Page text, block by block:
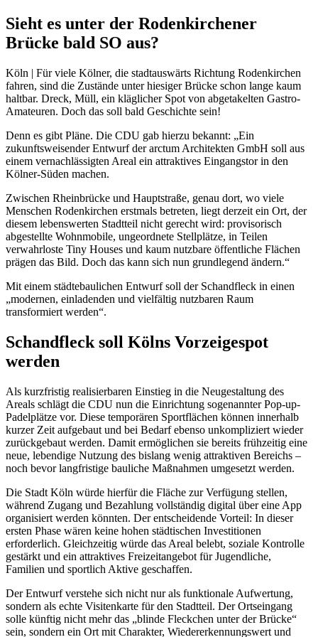
Sieht es unter der Rodenkirchener
Brücke bald SO aus?
Köln | Für viele Kölner, die stadtauswärts Richtung Rodenkirchen
fahren, sind die Zustände unter hiesiger Brücke schon lange kaum
haltbar. Dreck, Müll, ein kläglicher Spot von abgetakelten Gastro-
Amateuren. Doch das soll bald Geschichte sein!
Denn es gibt Pläne. Die CDU gab hierzu bekannt: „Ein
zukunftsweisender Entwurf der arctum Architekten GmbH soll aus
einem vernachlässigten Areal ein attraktives Eingangstor in den
Kölner-Süden machen.
Zwischen Rheinbrücke und Hauptstraße, genau dort, wo viele
Menschen Rodenkirchen erstmals betreten, liegt derzeit ein Ort, der
diesem lebenswerten Stadtteil nicht gerecht wird: provisorisch
abgestellte Wohnmobile, ungeordnete Stellplätze, in Teilen
verwahrloste Tiny Houses und kaum nutzbare öffentliche Flächen
prägen das Bild. Doch das kann sich nun grundlegend ändern.“
Mit einem städtebaulichen Entwurf soll der Schandfleck in einen
„modernen, einladenden und vielfältig nutzbaren Raum
transformiert werden“.
Schandfleck soll Kölns Vorzeigespot
werden
Als kurzfristig realisierbaren Einstieg in die Neugestaltung des
Areals schlägt die CDU nun die Einrichtung sogenannter Pop-up-
Padelplätze vor. Diese temporären Sportflächen können innerhalb
kurzer Zeit aufgebaut und bei Bedarf ebenso unkompliziert wieder
zurückgebaut werden. Damit ermöglichen sie bereits frühzeitig eine
neue, lebendige Nutzung des bislang wenig attraktiven Bereichs –
noch bevor langfristige bauliche Maßnahmen umgesetzt werden.
Die Stadt Köln würde hierfür die Fläche zur Verfügung stellen,
während Zugang und Bezahlung vollständig digital über eine App
organisiert werden könnten. Der entscheidende Vorteil: In dieser
ersten Phase wären keine hohen städtischen Investitionen
erforderlich. Gleichzeitig würde das Areal belebt, soziale Kontrolle
gestärkt und ein attraktives Freizeitangebot für Jugendliche,
Familien und sportlich Aktive geschaffen.
Der Entwurf verstehe sich nicht nur als funktionale Aufwertung,
sondern als echte Visitenkarte für den Stadtteil. Der Ortseingang
solle künftig nicht mehr das „blinde Fleckchen unter der Brücke“
sein, sondern ein Ort mit Charakter, Wiedererkennungswert und